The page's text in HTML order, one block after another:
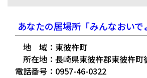
あなたの居場所「みんなおいで
地 域：東彼杵町
所在地：長崎県東彼杵郡東彼杵町
電話番号：0957-46-0322